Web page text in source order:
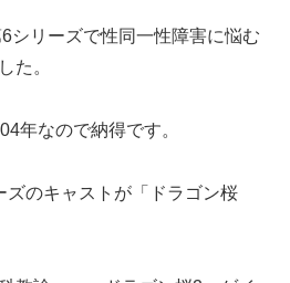
シリーズで性同一性障害に悩む
た。
年なので納得です。
ズのキャストが「ドラゴン桜